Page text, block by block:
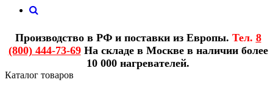
Производство в РФ и поставки из Европы. Тел. 8
(800) 444-73-69На складе в Москве в наличии более
10 000 нагревателей.
Каталог товаров